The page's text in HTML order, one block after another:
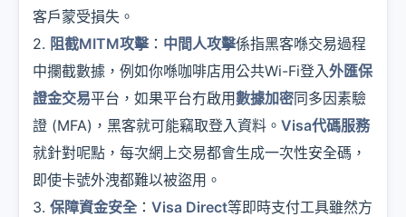
客戶蒙受損失。
2. 阻截MITM攻擊： 中間人攻擊係指黑客喺交易過程
中攔截數據，例如你喺咖啡店用公共Wi-Fi登入外匯保
證金交易平台，如果平台冇啟用數據加密同多因素驗
證 (MFA)，黑客就可能竊取登入資料。 Visa代碼服務
就針對呢點，每次網上交易都會生成一次性安全碼，
即使卡號外洩都難以被盜用。
3. 保障資金安全 ： Visa Direct等即時支付工具雖然方